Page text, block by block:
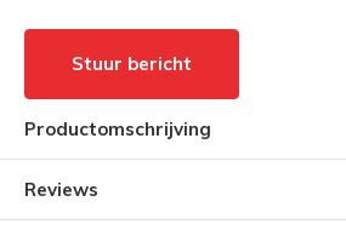
Stuur bericht
Productomschrijving
Reviews